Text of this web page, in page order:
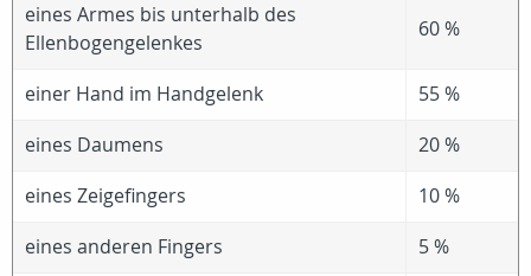
eines Armes bis unterhalb des
Ellenbogengelenkes
60 %
einer Hand im Handgelenk
55 %
eines Daumens
20 %
eines Zeigefingers
10 %
eines anderen Fingers
5 %